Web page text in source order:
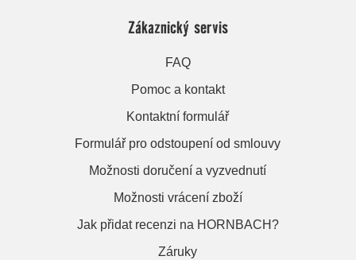
Zákaznický servis
FAQ
Pomoc a kontakt
Kontaktní formulář
Formulář pro odstoupení od smlouvy
Možnosti doručení a vyzvednutí
Možnosti vrácení zboží
Jak přidat recenzi na HORNBACH?
Záruky